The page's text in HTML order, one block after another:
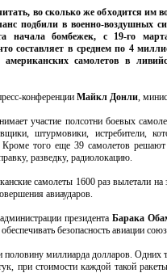
во сколько же обходится им
подбили в военно-воздушных
бомбежек, с 19-го
составляет в среднем по 4
самолетов в
конференции Майкл Донли,
участие полсотни боевых
штурмовики, истребители,
того еще 39 самолетов решают
разведку, радиолокацию.
самолеты 1600 раз вылетали на
авиаударов.
президента Барака
безопасность авиации
миллиарда долларов. Одних
при стоимости каждой такой